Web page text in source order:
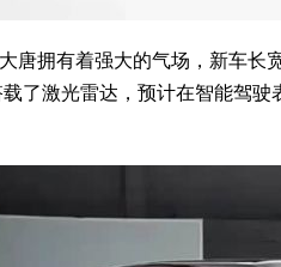
唐拥有着强大的气场，新车长
了激光雷达，预计在智能驾